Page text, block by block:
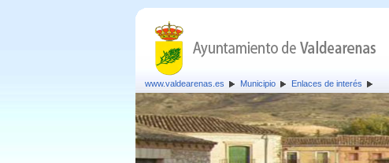
www.valdearenas.es Municipio Enlaces de interés